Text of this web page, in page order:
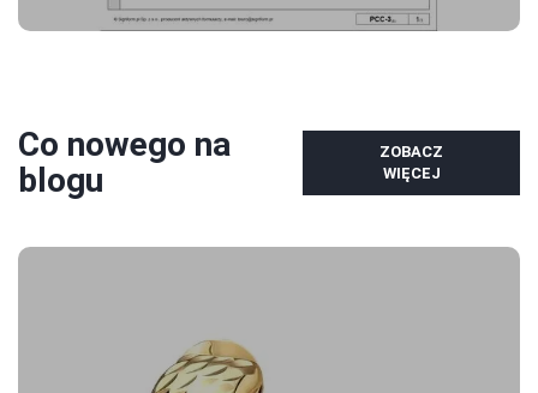
Co nowego na
blogu
ZOBACZ
WIĘCEJ